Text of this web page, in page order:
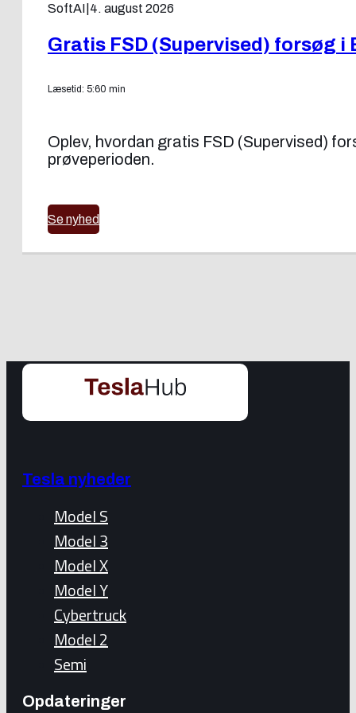
SoftAI 4. august 2026
Gratis FSD (Supervised) forsøg i
Læsetid: 5:60 min
Oplev, hvordan gratis FSD (Supervised)
prøveperioden.
Se nyhed
Tesla nyheder
Model S
Model 3
Model X
Model Y
Cybertruck
Model 2
Semi
Opdateringer